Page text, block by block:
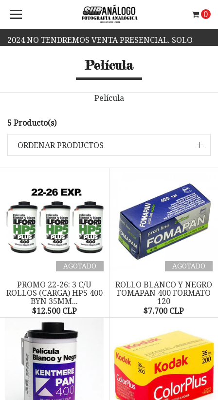
2024 NO TENDREMOS VENTA PRESENCIAL. SOLO
0
Película
Película
5 Producto(s)
ORDENAR PRODUCTOS
AGOTADO
PROMO 22-26: 3 C/U
ROLLOS (CARGA) HP5 400
BYN 35MM...
$12.500 CLP
AGOTADO
ROLLO BLANCO Y NEGRO
FOMAPAN 400 FORMATO
120
$7.700 CLP